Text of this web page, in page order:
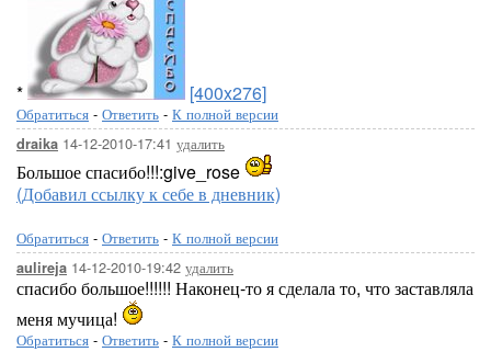
* [400x276]
Обратиться - Ответить - К полной версии
draika 14-12-2010-17:41 удалить
Большое спасибо!!!:give_rose
(Добавил ссылку к себе в дневник)
Обратиться - Ответить - К полной версии
aulireja 14-12-2010-19:42 удалить
спасибо большое!!!!!! Наконец-то я сделала то, что заставляла
меня мучица!
Обратиться - Ответить - К полной версии